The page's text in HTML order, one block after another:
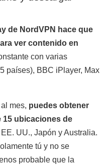
de NordVPN hace que
ver contenido en
con varias
países), BBC iPlayer, Max
mes, puedes obtener
15 ubicaciones de
UU., Japón y Australia.
tú y no se
probable que la